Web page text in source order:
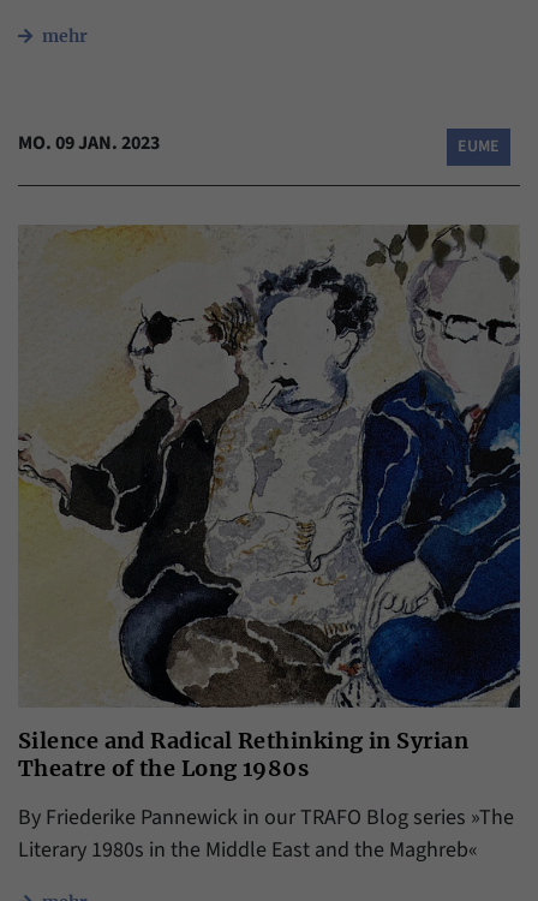
mehr
MO. 09 JAN. 2023 EUME
Silence and Radical Rethinking in Syrian
Theatre of the Long 1980s
By Friederike Pannewick in our TRAFO Blog series »The
Literary 1980s in the Middle East and the Maghreb«